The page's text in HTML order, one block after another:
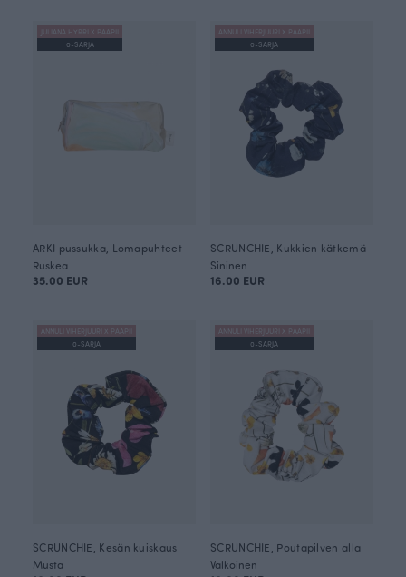
JULIANA HYRRI X PAAPII
0-SARJA
ARKI pussukka, Lomapuhteet
Ruskea
35.00 EUR
ANNULI VIHERJUURI X PAAPII
0-SARJA
SCRUNCHIE, Kukkien kätkemä
Sininen
16.00 EUR
ANNULI VIHERJUURI X PAAPII
0-SARJA
SCRUNCHIE, Kesän kuiskaus
Musta
ANNULI VIHERJUURI X PAAPII
0-SARJA
SCRUNCHIE, Poutapilven alla
Valkoinen